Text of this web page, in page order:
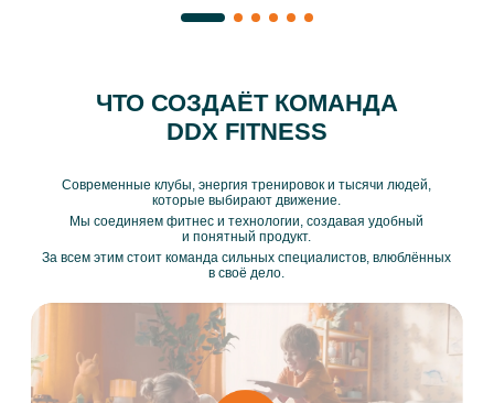
ЧТО СОЗДАЁТ КОМАНДА
DDX FITNESS
Современные клубы, энергия тренировок и тысячи людей,
которые выбирают движение.
Мы соединяем фитнес и технологии, создавая удобный
и понятный продукт.
За всем этим стоит команда сильных специалистов, влюблённых
в своё дело.